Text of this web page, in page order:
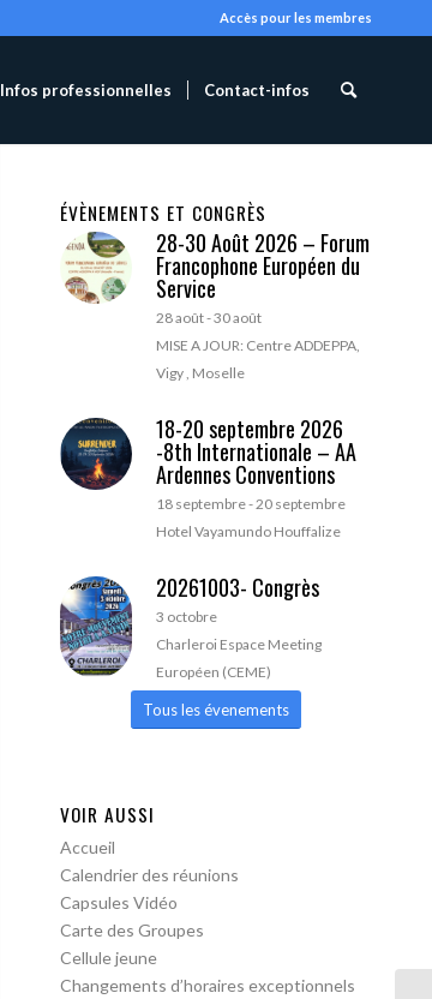
Accès pour les membres
Infos professionnelles Contact-infos
ÉVÈNEMENTS ET CONGRÈS
28-30 Août 2026 – Forum
Francophone Européen du
Service
28 août-30 août
MISE A JOUR: Centre ADDEPPA,
Vigy , Moselle
18-20 septembre 2026
-8th Internationale – AA
Ardennes Conventions
18 septembre-20 septembre
Hotel Vayamundo Houffalize
20261003- Congrès
3 octobre
Charleroi Espace Meeting
Européen (CEME)
Tous les évenements
VOIR AUSSI
Accueil
Calendrier des réunions
Capsules Vidéo
Carte des Groupes
Cellule jeune
Changements d’horaires exceptionnels